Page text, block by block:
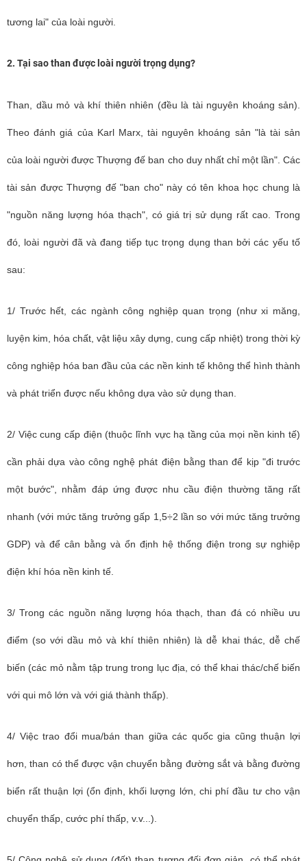
tương lai" của loài người.
2. Tại sao than được loài người trọng dụng?
Than, dầu mỏ và khí thiên nhiên (đều là tài nguyên khoáng sản).
Theo đánh giá của Karl Marx, tài nguyên khoáng sản "là tài sản
của loài người được Thượng đế ban cho duy nhất chỉ một lần". Các
tài sản được Thượng đế "ban cho" này có tên khoa học chung là
"nguồn năng lượng hóa thạch", có giá trị sử dụng rất cao. Trong
đó, loài người đã và đang tiếp tục trọng dụng than bởi các yếu tố
sau:
1/ Trước hết, các ngành công nghiệp quan trọng (như xi măng,
luyện kim, hóa chất, vật liệu xây dựng, cung cấp nhiệt) trong thời kỳ
công nghiệp hóa ban đầu của các nền kinh tế không thể hình thành
và phát triển được nếu không dựa vào sử dụng than.
2/ Việc cung cấp điện (thuộc lĩnh vực hạ tầng của mọi nền kinh tế)
cần phải dựa vào công nghệ phát điện bằng than để kịp "đi trước
một bước", nhằm đáp ứng được nhu cầu điện thường tăng rất
nhanh (với mức tăng trưởng gấp 1,5÷2 lần so với mức tăng trưởng
GDP) và để cân bằng và ổn định hệ thống điện trong sự nghiệp
điện khí hóa nền kinh tế.
3/ Trong các nguồn năng lượng hóa thạch, than đá có nhiều ưu
điểm (so với dầu mỏ và khí thiên nhiên) là dễ khai thác, dễ chế
biến (các mỏ nằm tập trung trong lục địa, có thể khai thác/chế biến
với qui mô lớn và với giá thành thấp).
4/ Việc trao đổi mua/bán than giữa các quốc gia cũng thuận lợi
hơn, than có thể được vận chuyển bằng đường sắt và bằng đường
biển rất thuận lợi (ổn định, khối lượng lớn, chi phí đầu tư cho vận
chuyển thấp, cước phí thấp, v.v...).